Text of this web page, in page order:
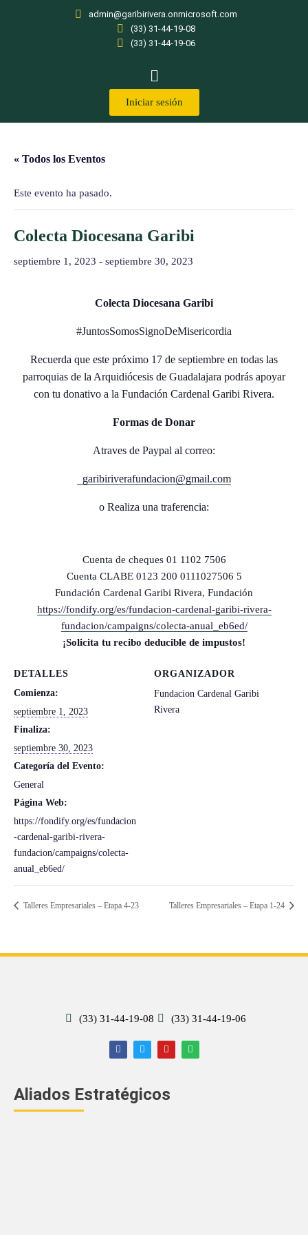
admin@garibirivera.onmicrosoft.com
(33) 31-44-19-08
(33) 31-44-19-06
Iniciar sesión
« Todos los Eventos
Este evento ha pasado.
Colecta Diocesana Garibi
septiembre 1, 2023 - septiembre 30, 2023
Colecta Diocesana Garibi
#JuntosSomosSignoDeMisericordia
Recuerda que este próximo 17 de septiembre en todas las
parroquias de la Arquidiócesis de Guadalajara podrás apoyar
con tu donativo a la Fundación Cardenal Garibi Rivera.
Formas de Donar
Atraves de Paypal al correo:
garibiriverafundacion@gmail.com
o Realiza una traferencia:
Cuenta de cheques 01 1102 7506
Cuenta CLABE 0123 200 0111027506 5
Fundación Cardenal Garibi Rivera, Fundación
https://fondify.org/es/fundacion-cardenal-garibi-rivera-
fundacion/campaigns/colecta-anual_eb6ed/
¡Solicita tu recibo deducible de impustos!
DETALLES
Comienza:
septiembre 1, 2023
Finaliza:
septiembre 30, 2023
Categoría del Evento:
General
Página Web:
https://fondify.org/es/fundacion
-cardenal-garibi-rivera-
fundacion/campaigns/colecta-
anual_eb6ed/
ORGANIZADOR
Fundacion Cardenal Garibi
Rivera
Talleres Empresariales – Etapa 4-23 Talleres Empresariales – Etapa 1-24
(33) 31-44-19-08 (33) 31-44-19-06
Aliados Estratégicos